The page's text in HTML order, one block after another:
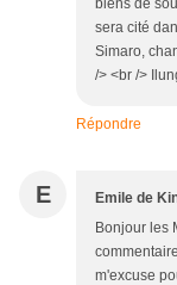
sera cité
Simaro,
/> <br />
Répondre
E Emile de
Bonjour les
m'excuse